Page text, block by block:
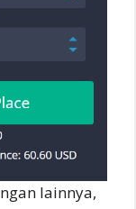
lainnya,